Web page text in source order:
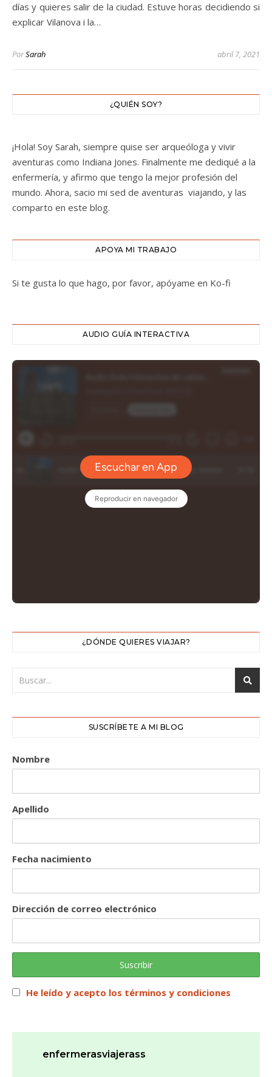
días y quieres salir de la ciudad. Estuve horas decidiendo si
explicar Vilanova i la…
PorSarah abril 7, 2021
¿QUIÉN SOY?
¡Hola! Soy Sarah, siempre quise ser arqueóloga y vivir
aventuras como Indiana Jones. Finalmente me dediqué a la
enfermería, y afirmo que tengo la mejor profesión del
mundo. Ahora, sacio mi sed de aventuras viajando, y las
comparto en este blog.
APOYA MI TRABAJO
Si te gusta lo que hago, por favor, apóyame en Ko-fi
AUDIO GUÍA INTERACTIVA
¿DÓNDE QUIERES VIAJAR?
SUSCRÍBETE A MI BLOG
Nombre
Apellido
Fecha nacimiento
Dirección de correo electrónico
He leído y acepto los términos y condiciones
enfermerasviajerass